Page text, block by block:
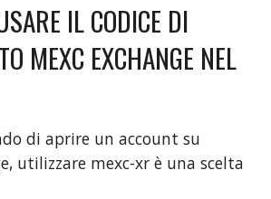
IL CODICE DI
MEXC EXCHANGE NEL
di aprire un account su
utilizzare mexc-xr è una scelta